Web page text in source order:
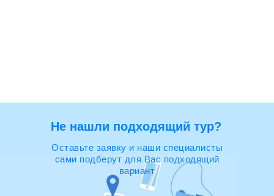
Оставьте заявку и наши специалисты
сами подберут для Вас подходящий
вариант
Не нашли подходящий тур?